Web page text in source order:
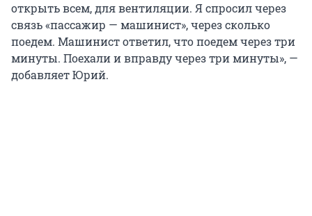
открыть всем, для вентиляции. Я спросил через
связь «пассажир — машинист», через сколько
поедем. Машинист ответил, что поедем через три
минуты. Поехали и вправду через три минуты», —
добавляет Юрий.